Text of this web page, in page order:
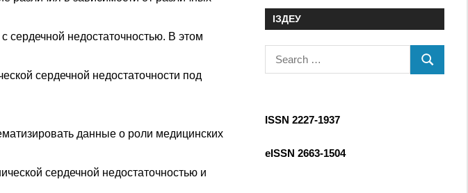
сердечной недостаточностью. В этом
сердечной недостаточности под
данные о роли медицинских
сердечной недостаточностью и
ІЗДЕУ
e
c
ISSN 2227-1937
eISSN 2663-1504